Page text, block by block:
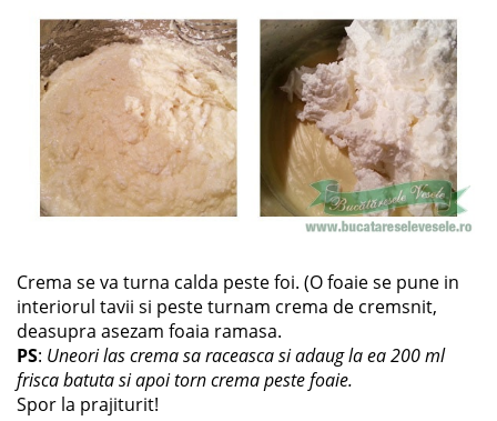
Crema se va turna calda peste foi. (O foaie se pune in
interiorul tavii si peste turnam crema de cremsnit,
deasupra asezam foaia ramasa.
PS: Uneori las crema sa raceasca si adaug la ea 200 ml
frisca batuta si apoi torn crema peste foaie.
Spor la prajiturit!